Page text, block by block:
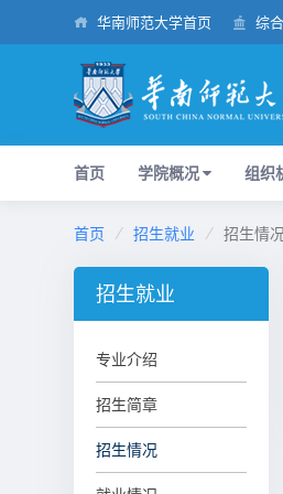
华南师范大学首页 综
首页 学院概况 组织
首页 招生就业 招生情况
招生就业
专业介绍
招生简章
招生情况